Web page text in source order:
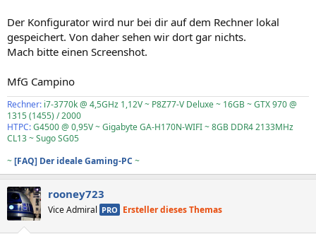
Der Konfigurator wird nur bei dir auf dem Rechner lokal
gespeichert. Von daher sehen wir dort gar nichts.
Mach bitte einen Screenshot.
MfG Campino
Rechner: i7-3770k @ 4,5GHz 1,12V ~ P8Z77-V Deluxe ~ 16GB ~ GTX 970 @
1315 (1455) / 2000
HTPC:G4500 @ 0,95V ~ Gigabyte GA-H170N-WIFI ~ 8GB DDR4 2133MHz
CL13 ~ Sugo SG05
~[FAQ] Der ideale Gaming-PC ~
rooney723
Vice Admiral PRO Ersteller dieses Themas